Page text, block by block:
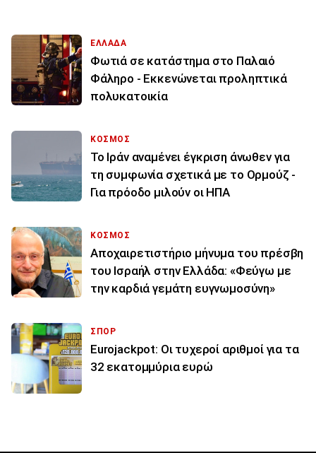
ΕΛΛΑΔΑ
Φωτιά σε κατάστημα στο Παλαιό
Φάληρο - Εκκενώνεται προληπτικά
πολυκατοικία
ΚΟΣΜΟΣ
Το Ιράν αναμένει έγκριση άνωθεν για
τη συμφωνία σχετικά με το Ορμούζ -
Για πρόοδο μιλούν οι ΗΠΑ
ΚΟΣΜΟΣ
Αποχαιρετιστήριο μήνυμα του πρέσβη
του Ισραήλ στην Ελλάδα: «Φεύγω με
την καρδιά γεμάτη ευγνωμοσύνη»
ΣΠΟΡ
Eurojackpot: Οι τυχεροί αριθμοί για τα
32 εκατoμμύρια ευρώ